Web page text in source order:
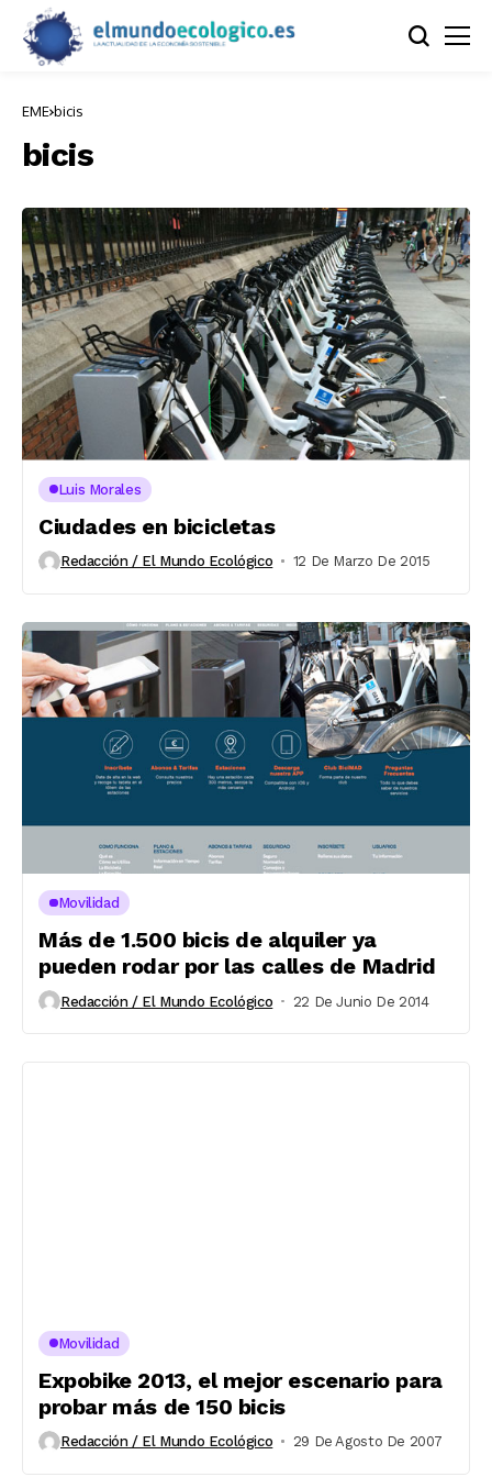
EME bicis
bicis
Luis Morales
Ciudades en bicicletas
Redacción / El Mundo Ecológico 12 De Marzo De 2015
Movilidad
Más de 1.500 bicis de alquiler ya
pueden rodar por las calles de Madrid
Redacción / El Mundo Ecológico 22 De Junio De 2014
Movilidad
Expobike 2013, el mejor escenario para
probar más de 150 bicis
Redacción / El Mundo Ecológico 29 De Agosto De 2007